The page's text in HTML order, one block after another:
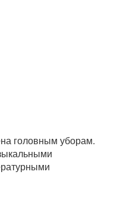
головным уборам.